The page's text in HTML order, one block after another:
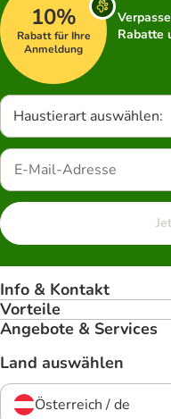
10%
Rabatt für Ihre
Anmeldung
Rabatte
Haustierart auswählen:
Info & Kontakt
Vorteile
Angebote & Services
Land auswählen
Österreich / de